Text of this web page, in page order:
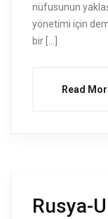
nüfusunun
yönetimi için
bir […]
Read
Rusya-